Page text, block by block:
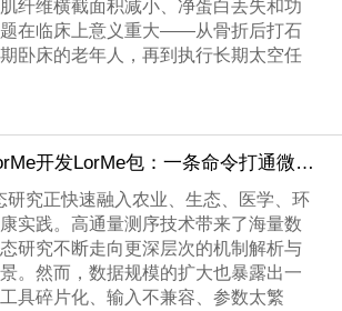
纤维横截面积减小、净蛋白丢失和功
在临床上意义重大——从骨折后打石
卧床的老年人，再到执行长期太空任
MICOH｜南农LorMe开发LorMe包：一条命令打通微生物组分析全流程
研究正快速融入农业、生态、医学、环
实践。高通量测序技术带来了海量数
研究不断走向更深层次的机制解析与
。然而，数据规模的扩大也暴露出一
具碎片化、输入不兼容、参数太繁